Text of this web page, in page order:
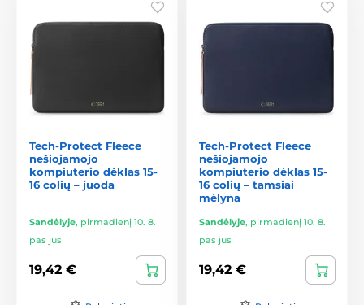
Tech-Protect Fleece
nešiojamojo
kompiuterio dėklas 15-
16 colių – juoda
Sandėlyje, pirmadienį 10. 8.
pas jus
19,42 €
Tech-Protect Fleece
nešiojamojo
kompiuterio dėklas 15-
16 colių – tamsiai
mėlyna
Sandėlyje, pirmadienį 10. 8.
pas jus
19,42 €